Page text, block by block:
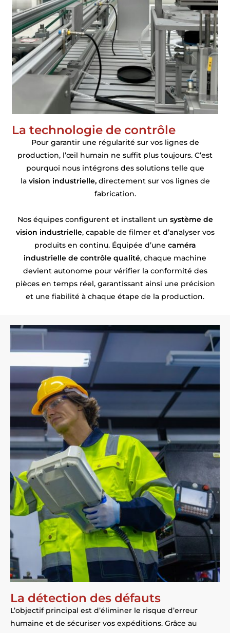
La technologie de contrôle
Pour garantir une régularité sur vos lignes de
production, l’œil humain ne suffit plus toujours. C’est
pourquoi nous intégrons des solutions telle que
lavision industrielle,directement sur vos lignes de
fabrication.
Nos équipes configurent et installent un système de
vision industrielle, capable de filmer et d’analyser vos
produits en continu. Équipée d’une caméra
industrielle de contrôle qualité, chaque machine
devient autonome pour vérifier la conformité des
pièces en temps réel, garantissant ainsi une précision
et une fiabilité à chaque étape de la production.
La détection des défauts
L’objectif principal est d’éliminer le risque d’erreur
humaine et de sécuriser vos expéditions. Grâce au